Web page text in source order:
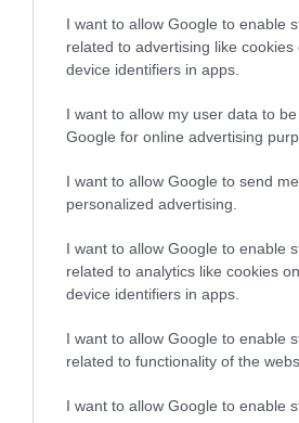
I want to allow Google to enable
related to advertising like cookies
device identifiers in apps.
I want to allow my user data to
Google for online advertising
I want to allow Google to send me
personalized advertising.
I want to allow Google to enable
related to analytics like cookies
device identifiers in apps.
I want to allow Google to enable
related to functionality of the
I want to allow Google to enable
Το χρηματοδοτούμενο
από την ΕΕ έργο “The
Gaming Police”
ενισχύει την ασφάλεια
των παιδιών στο
διαδίκτυο
ΑΑΔΕ: Διευκρινίσεις
παραβάσεις που
αφορούν τους ΦΗΜ
31.07.2026
Σ. Καλαφάτης: «Η
Τεχνητή Νοημοσύνη
δεν είναι απλώς μια
νέα τεχνολογία, είναι
μια νέα βιομηχανική
επανάσταση»
31.07.2026
για τη χρηματοδότηση